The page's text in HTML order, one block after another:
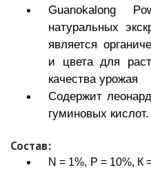
Guanokalong
натуральных
является
и цвета для
качества урожая
Содержит
гуминовых кислот.
Состав:
N = 1%, P = 10%, К